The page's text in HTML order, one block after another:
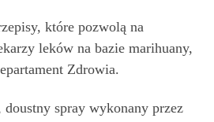
które pozwolą na
leków na bazie marihuany,
Zdrowia.
spray wykonany przez